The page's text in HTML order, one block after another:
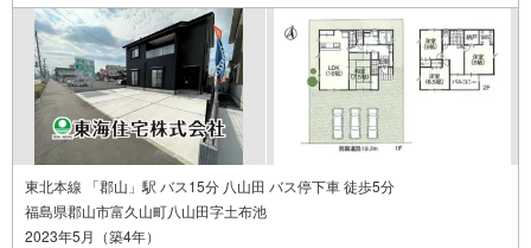
東北本線 「郡山」駅 バス15分 八山田 バス停下車 徒歩5分
福島県郡山市富久山町八山田字土布池
2023年5月（築4年）